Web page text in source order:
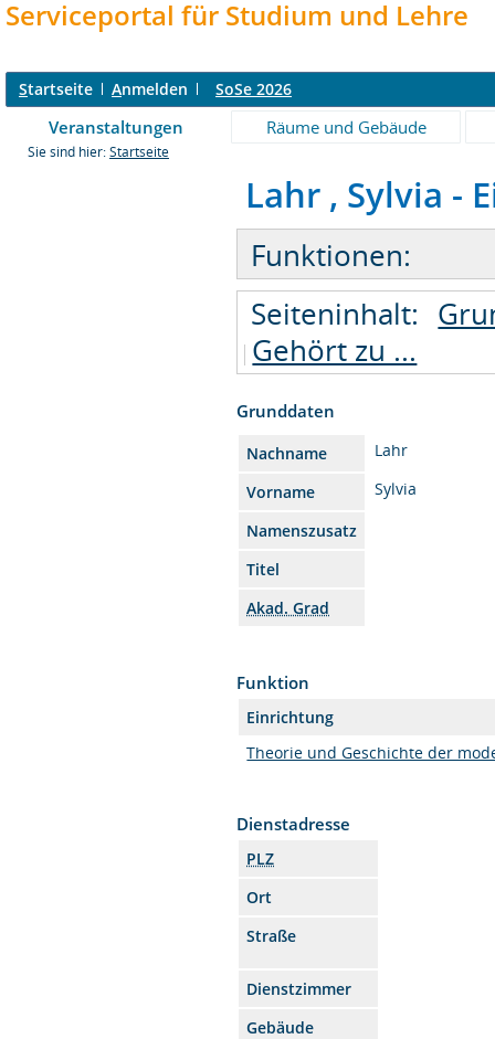
Serviceportal für Studium und Lehre
Startseite Anmelden SoSe 2026
Veranstaltungen Räume und Gebäude
Sie sind hier: Startseite
Lahr , Sylvia -
Funktionen:
Seiteninhalt:
Gehört zu ...
Grunddaten
Nachname
Lahr
Vorname
Sylvia
Namenszusatz
Titel
Akad. Grad
Funktion
Einrichtung
Theorie und Geschichte der
Dienstadresse
PLZ
Ort
Straße
Dienstzimmer
Gebäude